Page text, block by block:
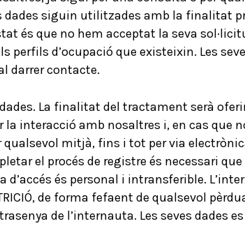
dades siguin utilitzades amb la finalitat
és que no hem acceptat la seva
d’ocupació que existeixin. Les
darrer contacte.
La finalitat del tractament serà
interacció amb nosaltres i, en cas que
mitjà, fins i tot per via
el procés de registre és necessari
és personal i intransferible.
de forma fefaent de qualsevol
de l’internauta. Les seves dades